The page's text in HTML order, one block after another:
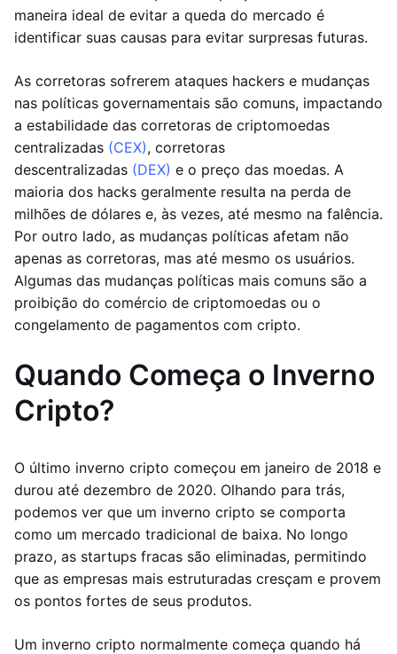
maneira ideal de evitar a queda do mercado é
identificar suas causas para evitar surpresas futuras.
As corretoras sofrerem ataques hackers e mudanças
nas políticas governamentais são comuns, impactando
a estabilidade das corretoras de criptomoedas
centralizadas (CEX), corretoras
descentralizadas (DEX) e o preço das moedas. A
maioria dos hacks geralmente resulta na perda de
milhões de dólares e, às vezes, até mesmo na falência.
Por outro lado, as mudanças políticas afetam não
apenas as corretoras, mas até mesmo os usuários.
Algumas das mudanças políticas mais comuns são a
proibição do comércio de criptomoedas ou o
congelamento de pagamentos com cripto.
Quando Começa o Inverno
Cripto?
O último inverno cripto começou em janeiro de 2018 e
durou até dezembro de 2020. Olhando para trás,
podemos ver que um inverno cripto se comporta
como um mercado tradicional de baixa. No longo
prazo, as startups fracas são eliminadas, permitindo
que as empresas mais estruturadas cresçam e provem
os pontos fortes de seus produtos.
Um inverno cripto normalmente começa quando há